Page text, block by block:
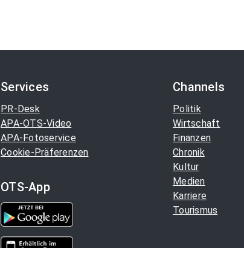
Services
PR-Desk
APA-OTS-Video
APA-Fotoservice
Cookie-Präferenzen
OTS-App
Channels
Politik
Wirtschaft
Finanzen
Chronik
Kultur
Medien
Karriere
Tourismus